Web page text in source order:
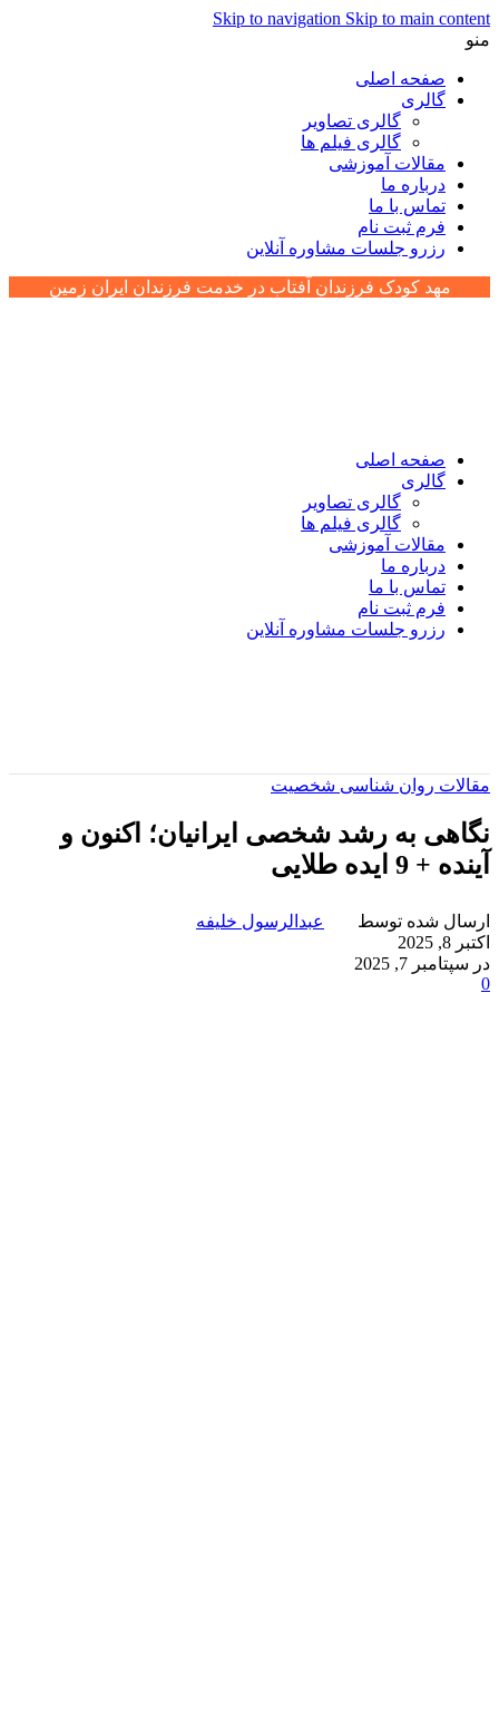
Skip to navigation Skip to main content
منو
صفحه اصلی
گالری
گالری تصاویر
گالری فیلم ها
مقالات آموزشی
درباره ما
تماس با ما
فرم ثبت نام
رزرو جلسات مشاوره آنلاین
مهد کودک فرزندان آفتاب در خدمت فرزندان ایران زمین
صفحه اصلی
گالری
گالری تصاویر
گالری فیلم ها
مقالات آموزشی
درباره ما
تماس با ما
فرم ثبت نام
رزرو جلسات مشاوره آنلاین
مقالات روان شناسی شخصیت
نگاهی به رشد شخصی ایرانیان؛ اکنون و
آینده + 9 ایده طلایی
ارسال شده توسط
عبدالرسول خلیفه
اکتبر 8, 2025
در سپتامبر 7, 2025
0